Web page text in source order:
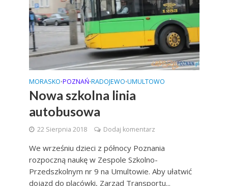
MORASKO•POZNAŃ•RADOJEWO•UMULTOWO
Nowa szkolna linia
autobusowa
22 Sierpnia 2018 Dodaj komentarz
We wrześniu dzieci z północy Poznania
rozpoczną naukę w Zespole Szkolno-
Przedszkolnym nr 9 na Umultowie. Aby ułatwić
dojazd do placówki, Zarząd Transportu...